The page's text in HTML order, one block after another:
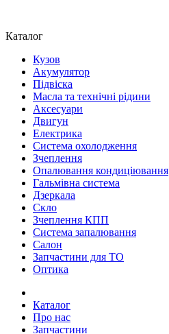
Каталог
Кузов
Акумулятор
Підвіска
Масла та технічні рідини
Аксесуари
Двигун
Електрика
Система охолодження
Зчеплення
Опалювання кондиціювання
Гальмівна система
Дзеркала
Скло
Зчеплення КПП
Система запалювання
Салон
Запчастини для ТО
Оптика
Каталог
Про нас
Запчастини